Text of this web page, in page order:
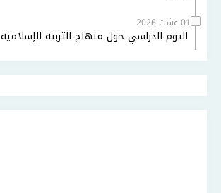
01 غشت 2026
اليوم الدراسي حول منهاج التربية الإسلامية